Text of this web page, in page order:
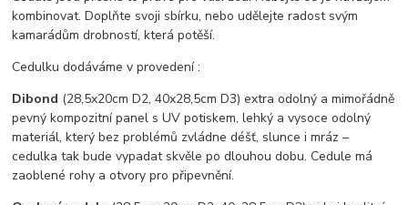
kombinovat. Doplňte svoji sbírku, nebo udělejte radost svým
kamarádům drobností, která potěší.
Cedulku dodáváme v provedení :
Dibond (28,5x20cm D2, 40x28,5cm D3) extra odolný a mimořádně
pevný kompozitní panel s UV potiskem, lehký a vysoce odolný
materiál, který bez problémů zvládne déšť, slunce i mráz –
cedulka tak bude vypadat skvěle po dlouhou dobu. Cedule má
zaoblené rohy a otvory pro připevnění.